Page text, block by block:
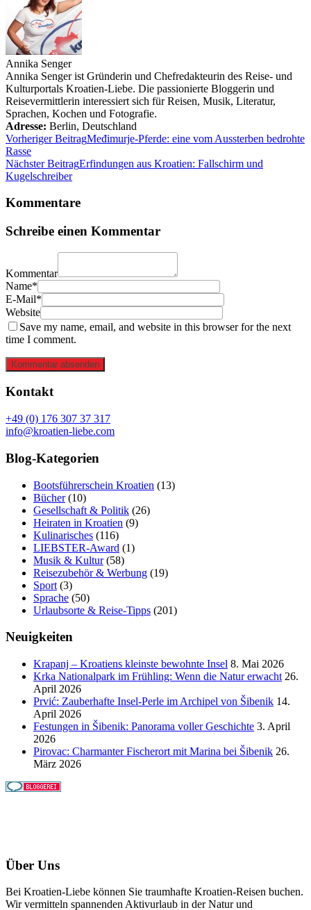
Annika Senger
Annika Senger ist Gründerin und Chefredakteurin des Reise- und
Kulturportals Kroatien-Liebe. Die passionierte Bloggerin und
Reisevermittlerin interessiert sich für Reisen, Musik, Literatur,
Sprachen, Kochen und Fotografie.
Adresse: Berlin, Deutschland
Vorheriger BeitragMeđimurje-Pferde: eine vom Aussterben bedrohte
Rasse
Nächster BeitragErfindungen aus Kroatien: Fallschirm und
Kugelschreiber
Kommentare
Schreibe einen Kommentar
Kommentar
Name*
E-Mail*
Website
Save my name, email, and website in this browser for the next
time I comment.
Kommentar absenden
Kontakt
+49 (0) 176 307 37 317
info@kroatien-liebe.com
Blog-Kategorien
Bootsführerschein Kroatien (13)
Bücher(10)
Gesellschaft & Politik (26)
Heiraten in Kroatien (9)
Kulinarisches (116)
LIEBSTER-Award (1)
Musik & Kultur(58)
Reisezubehör & Werbung (19)
Sport (3)
Sprache (50)
Urlaubsorte & Reise-Tipps (201)
Neuigkeiten
Krapanj – Kroatiens kleinste bewohnte Insel 8. Mai 2026
Krka Nationalpark im Frühling: Wenn die Natur erwacht 26.
April 2026
Prvić: Zauberhafte Insel-Perle im Archipel von Šibenik 14.
April 2026
Festungen in Šibenik: Panorama voller Geschichte 3. April
2026
Pirovac: Charmanter Fischerort mit Marina bei Šibenik 26.
März 2026
Über Uns
Bei Kroatien-Liebe können Sie traumhafte Kroatien-Reisen buchen.
Wir vermitteln spannenden Aktivurlaub in der Natur und